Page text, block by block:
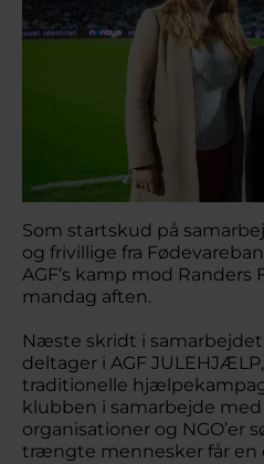
Som startskud på
og frivillige fra
AGF’s kamp mod Randers
mandag aften.
Næste skridt i
deltager i AGF JULEHJÆLP,
traditionelle
klubben i samarbejde
organisationer og NGO’er
trængte mennesker får en